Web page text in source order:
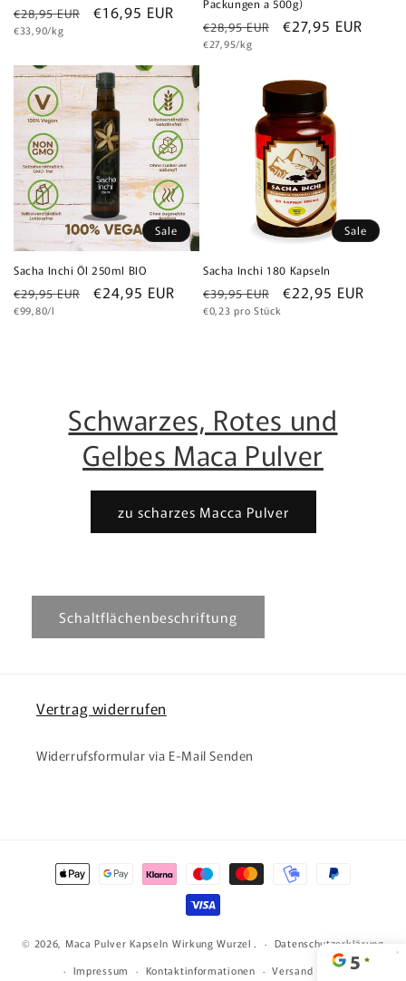
Normaler
Preis
€28,95 EUR Verkaufspreis
€16,95 EUR
Grundpreis
€33,90/kg
Packungen a 500g)
Normaler
Preis
€28,95 EUR Verkaufspreis
€27,95 EUR
Grundpreis
€27,95/kg
Sale
Sacha Inchi Öl 250ml BIO
Normaler
Preis
€29,95 EUR Verkaufspreis
€24,95 EUR
Grundpreis
€99,80/l
Sale
Sacha Inchi 180 Kapseln
Normaler
Preis
€39,95 EUR Verkaufspreis
€22,95 EUR
Grundpreis
€0,23 pro Stück
Schwarzes, Rotes und
Gelbes Maca Pulver
zu scharzes Macca Pulver
Schaltflächenbeschriftung
Vertrag widerrufen
Widerrufsformular via E-Mail Senden
Zahlungsmethoden
© 2026, Maca Pulver Kapseln Wirkung Wurzel .
Datenschutzerklärung
Impressum
Kontaktinformationen Versand AGB